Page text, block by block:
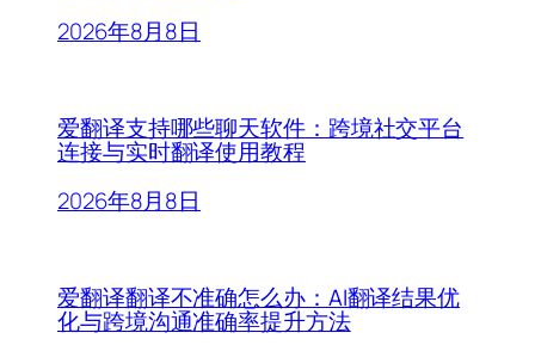
2026年8月8日
爱翻译支持哪些聊天软件：跨境社交平台
连接与实时翻译使用教程
2026年8月8日
爱翻译翻译不准确怎么办：AI翻译结果优
化与跨境沟通准确率提升方法